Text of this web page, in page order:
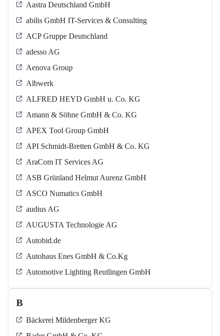
Aastra Deutschland GmbH
abilis GmbH IT-Services & Consulting
ACP Gruppe Deutschland
adesso AG
Aenova Group
Albwerk
ALFRED HEYD GmbH u. Co. KG
Amann & Söhne GmbH & Co. KG
APEX Tool Group GmbH
API Schmidt-Bretten GmbH & Co. KG
AraCom IT Services AG
ASB Grün­land Helmut Au­renz GmbH
ASCO Numatics GmbH
audius AG
AUGUSTA Technologie AG
Autobid.de
Autohaus Enes GmbH & Co.Kg
Automotive Lighting Reutlingen GmbH
B
Bäckerei Mildenberger KG